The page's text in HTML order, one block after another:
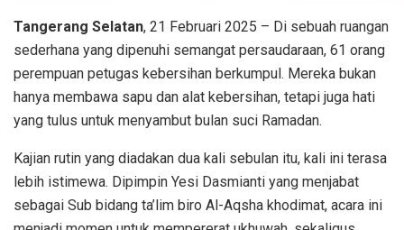
Tangerang Selatan, 21 Februari 2025 – Di sebuah ruangan
sederhana yang dipenuhi semangat persaudaraan, 61 orang
perempuan petugas kebersihan berkumpul. Mereka bukan
hanya membawa sapu dan alat kebersihan, tetapi juga hati
yang tulus untuk menyambut bulan suci Ramadan.
Kajian rutin yang diadakan dua kali sebulan itu, kali ini terasa
lebih istimewa. Dipimpin Yesi Dasmianti yang menjabat
sebagai Sub bidang ta’lim biro Al-Aqsha khodimat, acara ini